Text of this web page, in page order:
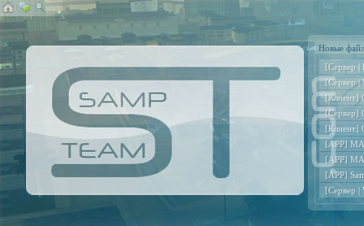
Новые
[Сервер |
[Сервер |
[Клиент]
[Сервер]
[Клиент]
[APP]
[APP]
[APP]
[Сервер |